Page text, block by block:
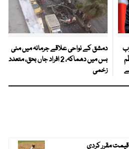
دمشق کے نواحی علاقے جرمانہ میں منی
بس میں دھماکہ، 2 افراد جاں بحق، متعدد
زخمی
مقرر کردی